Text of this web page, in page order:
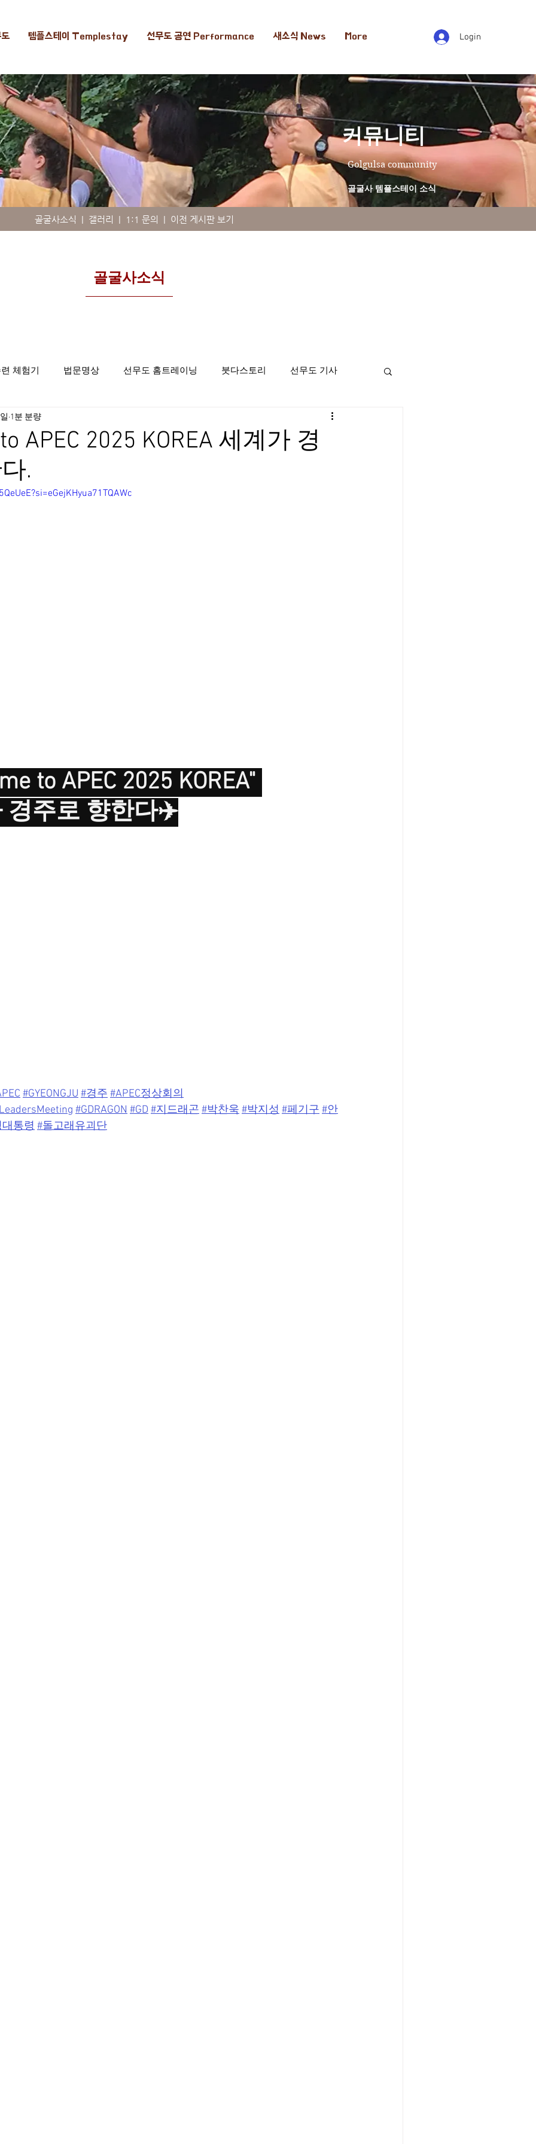
템플스테이 Templestay 선무도 공연 Performance 새소식 News More Login
​커뮤니티
Golgulsa community
골굴사 템플스테이 소식
골굴사소식 | 갤러리 | 1:1 문의 | 이전 게시판 보기
​골굴사소식
체험기 법문명상 선무도 홈트레이닝 붓다스토리 선무도 기사
선무도사진
APEC 2025 KOREA 세계가 경
.
1분 분량
to APEC 2025 KOREA"
주로 향한다✈️
#GYEONGJU#경주#APEC정상회의
#GDRAGON#GD#지드래곤#박찬욱#박지성#페기구#안
통령#돌고래유괴단